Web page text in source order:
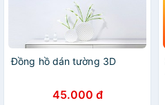
Đồng hồ dán tường 3D
45.000 đ